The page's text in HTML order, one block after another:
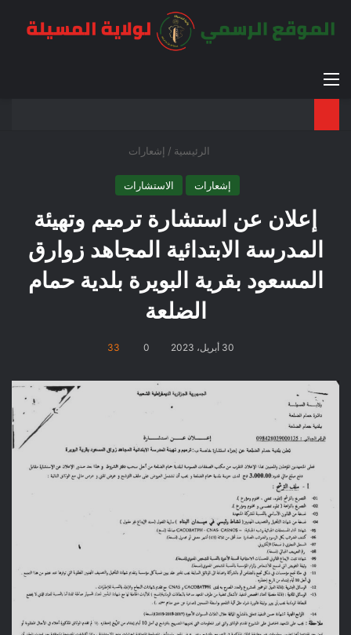
القائمة
الرئيسية / إشعارات
إشعارات الاستشارات
إعلان عن استشارة ترميم وتهيئة
المدرسة الابتدائية المجاهد زوارق
المسعود بقرية البويرة بلدية حمام
الضلعة
30 أبريل، 2023 0
33